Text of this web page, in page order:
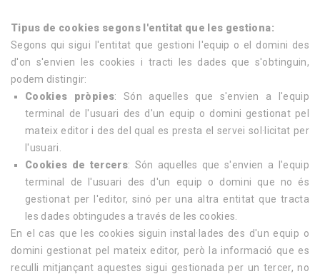
Tipus de cookies segons l'entitat que les gestiona:
Segons qui sigui l'entitat que gestioni l'equip o el domini des
d'on s'envien les cookies i tracti les dades que s'obtinguin,
podem distingir:
Cookies pròpies: Són aquelles que s'envien a l'equip
terminal de l'usuari des d'un equip o domini gestionat pel
mateix editor i des del qual es presta el servei sol·licitat per
l'usuari.
Cookies de tercers: Són aquelles que s'envien a l'equip
terminal de l'usuari des d'un equip o domini que no és
gestionat per l'editor, sinó per una altra entitat que tracta
les dades obtingudes a través de les cookies.
En el cas que les cookies siguin instal·lades des d'un equip o
domini gestionat pel mateix editor, però la informació que es
reculli mitjançant aquestes sigui gestionada per un tercer, no